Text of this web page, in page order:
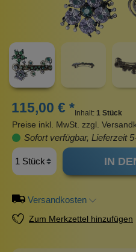
115,00 € * Inhalt: 1 Stück
Preise inkl. MwSt. zzgl.
Sofort verfügbar, Lieferzeit
IN
Versandkosten
Zum Merkzettel hinzufügen